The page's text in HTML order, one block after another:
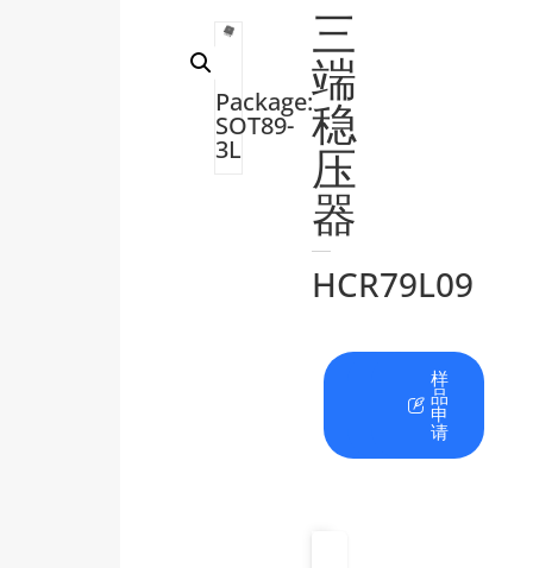
Package:
SOT89-
3L
三
端
稳
压
器
HCR79L09
料
下
样
品
申
请